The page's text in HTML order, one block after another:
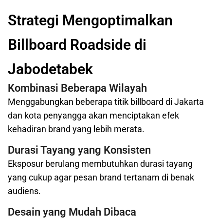
Strategi Mengoptimalkan
Billboard Roadside di
Jabodetabek
Kombinasi Beberapa Wilayah
Menggabungkan beberapa titik billboard di Jakarta
dan kota penyangga akan menciptakan efek
kehadiran brand yang lebih merata.
Durasi Tayang yang Konsisten
Eksposur berulang membutuhkan durasi tayang
yang cukup agar pesan brand tertanam di benak
audiens.
Desain yang Mudah Dibaca